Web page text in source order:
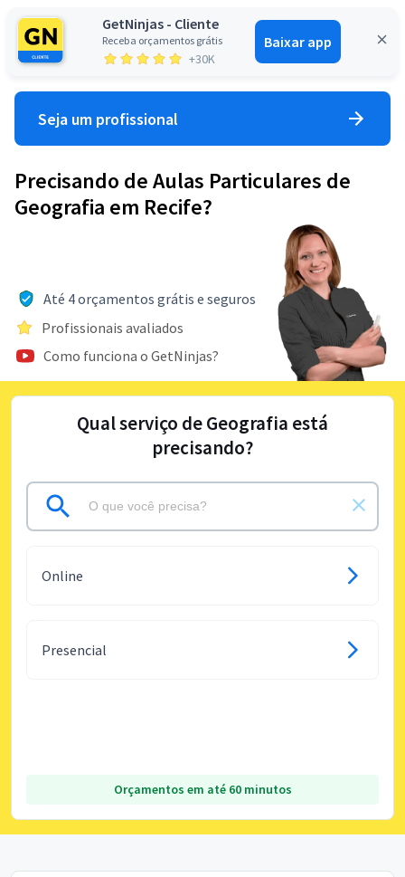
GetNinjas - Cliente
Receba orçamentos grátis
+30K
Baixar app
Entrar
Seja um profissional
Precisando de Aulas Particulares de
Geografia em Recife?
Até 4 orçamentos grátis e seguros
Profissionais avaliados
Como funciona o GetNinjas?
Qual serviço de Geografia está
precisando?
Online
Presencial
Orçamentos em até 60 minutos